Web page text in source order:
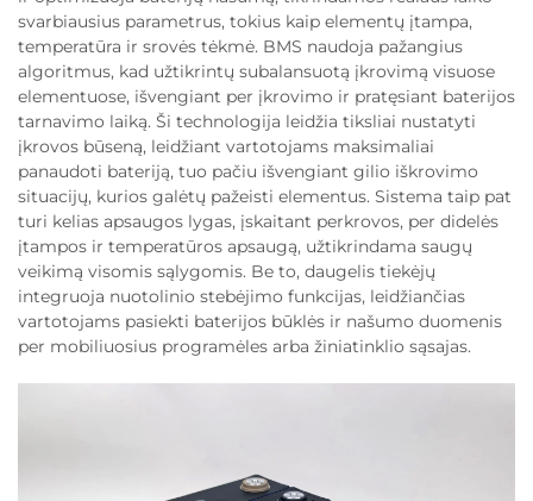
svarbiausius parametrus, tokius kaip elementų įtampa,
temperatūra ir srovės tėkmė. BMS naudoja pažangius
algoritmus, kad užtikrintų subalansuotą įkrovimą visuose
elementuose, išvengiant per įkrovimo ir pratęsiant baterijos
tarnavimo laiką. Ši technologija leidžia tiksliai nustatyti
įkrovos būseną, leidžiant vartotojams maksimaliai
panaudoti bateriją, tuo pačiu išvengiant gilio iškrovimo
situacijų, kurios galėtų pažeisti elementus. Sistema taip pat
turi kelias apsaugos lygas, įskaitant perkrovos, per didelės
įtampos ir temperatūros apsaugą, užtikrindama saugų
veikimą visomis sąlygomis. Be to, daugelis tiekėjų
integruoja nuotolinio stebėjimo funkcijas, leidžiančias
vartotojams pasiekti baterijos būklės ir našumo duomenis
per mobiliuosius programėles arba žiniatinklio sąsajas.